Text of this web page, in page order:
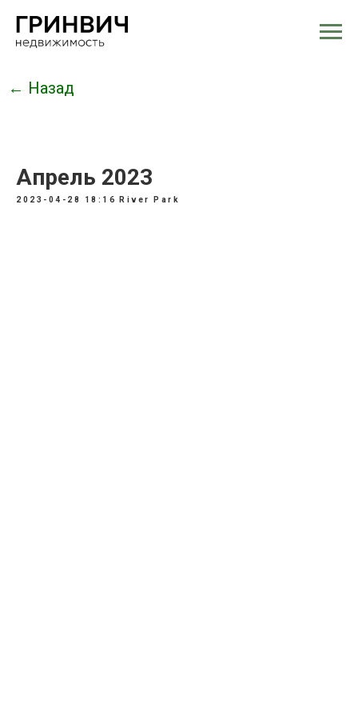
← Назад
Апрель 2023
2023-04-28 18:16 River Park